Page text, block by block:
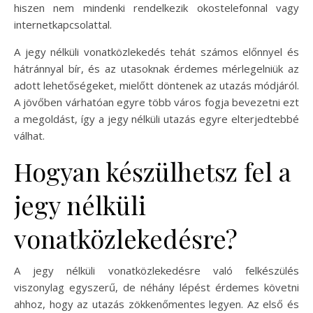
hiszen nem mindenki rendelkezik okostelefonnal vagy
internetkapcsolattal.
A jegy nélküli vonatközlekedés tehát számos előnnyel és
hátránnyal bír, és az utasoknak érdemes mérlegelniük az
adott lehetőségeket, mielőtt döntenek az utazás módjáról.
A jövőben várhatóan egyre több város fogja bevezetni ezt
a megoldást, így a jegy nélküli utazás egyre elterjedtebbé
válhat.
Hogyan készülhetsz fel a
jegy nélküli
vonatközlekedésre?
A jegy nélküli vonatközlekedésre való felkészülés
viszonylag egyszerű, de néhány lépést érdemes követni
ahhoz, hogy az utazás zökkenőmentes legyen. Az első és